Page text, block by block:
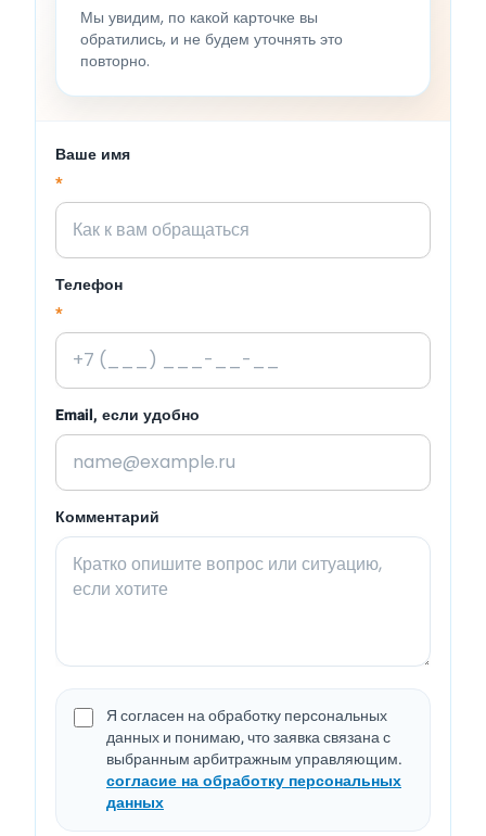
Мы увидим, по какой карточке вы
обратились, и не будем уточнять это
повторно.
Ваше имя
*
Телефон
*
Email, если удобно
Комментарий
Я согласен на обработку персональных
данных и понимаю, что заявка связана с
выбранным арбитражным управляющим.
согласие на обработку персональных
данных